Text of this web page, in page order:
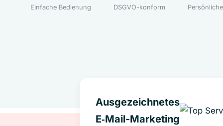
Einfache Bedienung DSGVO-konform
Ausgezeichnetes
E‑Mail-Marketing